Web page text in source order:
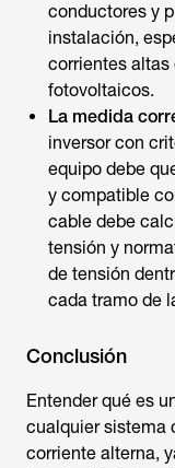
conductores y
instalación,
corrientes altas
fotovoltaicos.
La medida
inversor con
equipo debe
y compatible
cable debe
tensión y
de tensión
cada tramo de
Conclusión
Entenderqué es
cualquier sistema
corriente alterna,